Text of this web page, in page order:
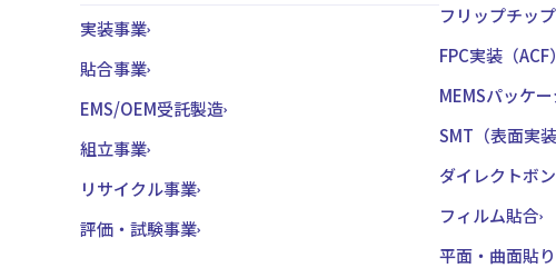
実装事業
貼合事業
EMS/OEM受託製造
組立事業
リサイクル事業
評価・試験事業
フリップチップ
FPC実装（ACF）
MEMSパッケ
SMT（表面実装
ダイレクトボ
フィルム貼合
平面・曲面貼